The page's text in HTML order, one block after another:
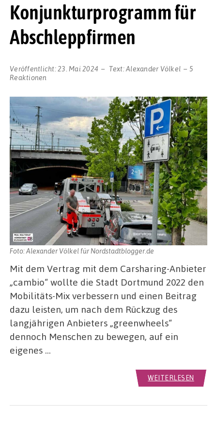
Konjunkturprogramm für
Abschleppfirmen
Veröffentlicht:23. Mai 2024 Text:Alexander Völkel
5
Reaktionen
Foto: Alexander Völkel für Nordstadtblogger.de
Mit dem Vertrag mit dem Carsharing-Anbieter
„cambio“ wollte die Stadt Dortmund 2022 den
Mobilitäts-Mix verbessern und einen Beitrag
dazu leisten, um nach dem Rückzug des
langjährigen Anbieters „greenwheels“
dennoch Menschen zu bewegen, auf ein
eigenes …
WEITERLESEN